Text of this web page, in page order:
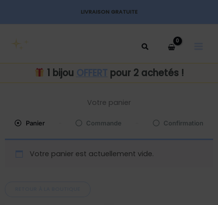
LIVRAISON GRATUITE
1 bijou OFFERT pour 2 achetés !
Votre panier
Panier Commande Confirmation
Votre panier est actuellement vide.